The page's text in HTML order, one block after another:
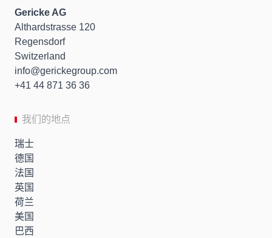
Gericke AG
Althardstrasse 120
Regensdorf
Switzerland
info
gerickegroup.com
+41 44 871 36 36
我们的地点
瑞士
德国
法国
英国
荷兰
美国
巴西